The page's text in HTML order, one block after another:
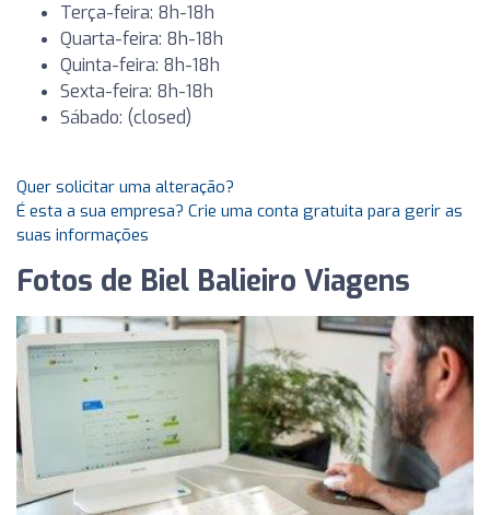
Terça-feira: 8h-18h
Quarta-feira: 8h-18h
Quinta-feira: 8h-18h
Sexta-feira: 8h-18h
Sábado: (closed)
Quer solicitar uma alteração?
É esta a sua empresa? Crie uma conta gratuita para gerir as
suas informações
Fotos de Biel Balieiro Viagens